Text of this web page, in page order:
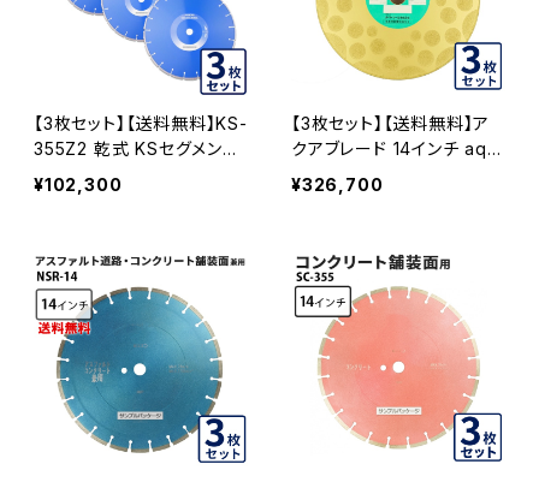
【3枚セット】【送料無料】KS-
355Z2 乾式 KSセグメント
ゼットツー 14インチ 355m
m ダイヤモンドカッター ダ
¥102,300
【3枚セット】【送料無料】ア
クアブレード 14インチ aqu
a-355【ダイヤツール株式会
社】 埋設鋳鉄管工事対応 A
¥326,700